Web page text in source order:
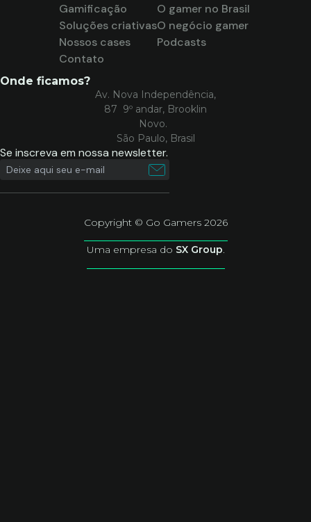
Gamificação
Soluções criativas
Nossos cases
Contato
O gamer no Brasil
O negócio gamer
Podcasts
Onde ficamos?
Av. Nova Independência,
87 9º andar, Brooklin
Novo.
São Paulo, Brasil
Se inscreva em nossa newsletter.
Uma empresa do SX Group.
Copyright © Go Gamers 2026